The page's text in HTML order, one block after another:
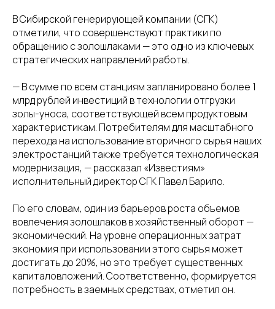
В Сибирской генерирующей компании (СГК)
отметили, что совершенствуют практики по
обращению с золошлаками — это одно из ключевых
стратегических направлений работы.
— В сумме по всем станциям запланировано более 1
млрд рублей инвестиций в технологии отгрузки
золы-уноса, соответствующей всем продуктовым
характеристикам. Потребителям для масштабного
перехода на использование вторичного сырья наших
электростанций также требуется технологическая
модернизация, — рассказал «Известиям»
исполнительный директор СГК Павел Барило.
По его словам, один из барьеров роста объемов
вовлечения золошлаков в хозяйственный оборот —
экономический. На уровне операционных затрат
экономия при использовании этого сырья может
достигать до 20%, но это требует существенных
капиталовложений. Соответственно, формируется
потребность в заемных средствах, отметил он.